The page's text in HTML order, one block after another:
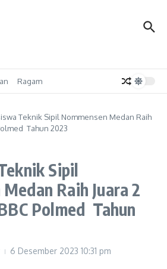
Ragam
Teknik Sipil Nommensen Medan Raih
Tahun 2023
Sipil
Raih Juara 2
Polmed Tahun
6 Desember 2023 10:31 pm